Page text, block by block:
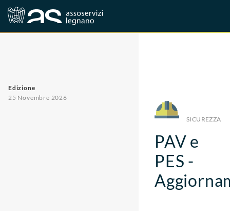
Corsi Sicurezza
Edizione
25 Novembre 2026
SICUREZZA
PAV e
PES -